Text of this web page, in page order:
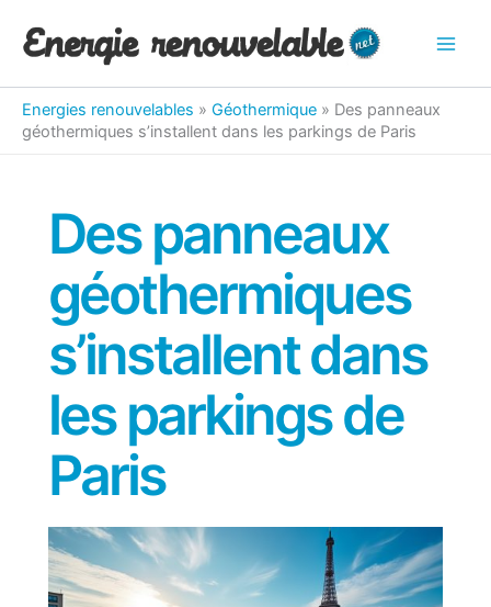
Energies renouvelables » Géothermique » Des panneaux
géothermiques s’installent dans les parkings de Paris
Des panneaux
géothermiques
s’installent dans
les parkings de
Paris